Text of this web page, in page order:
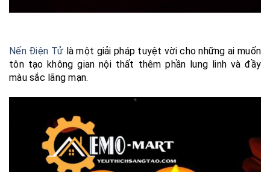
Nến Điện Tử là một giải pháp tuyệt vời cho những ai muốn
tôn tạo không gian nội thất thêm phần lung linh và đầy
màu sắc lãng mạn.